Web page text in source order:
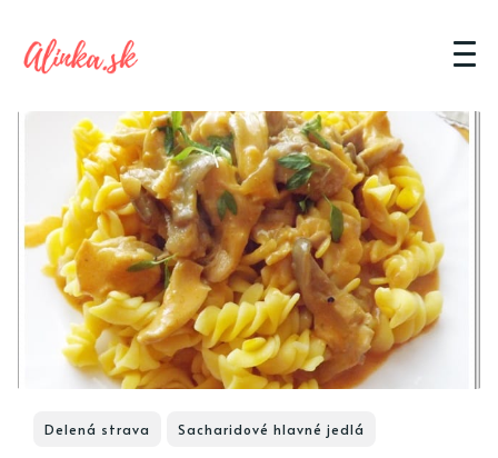
Delená strava Sacharidové hlavné jedlá